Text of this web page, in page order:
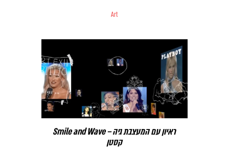
Art
Smile and Wave – ראיון עם המעצבת גיה
קסטן